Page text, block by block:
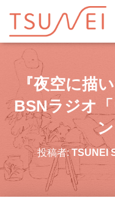
『夜空に描
BSNラジオ
投稿者:TSUNEI